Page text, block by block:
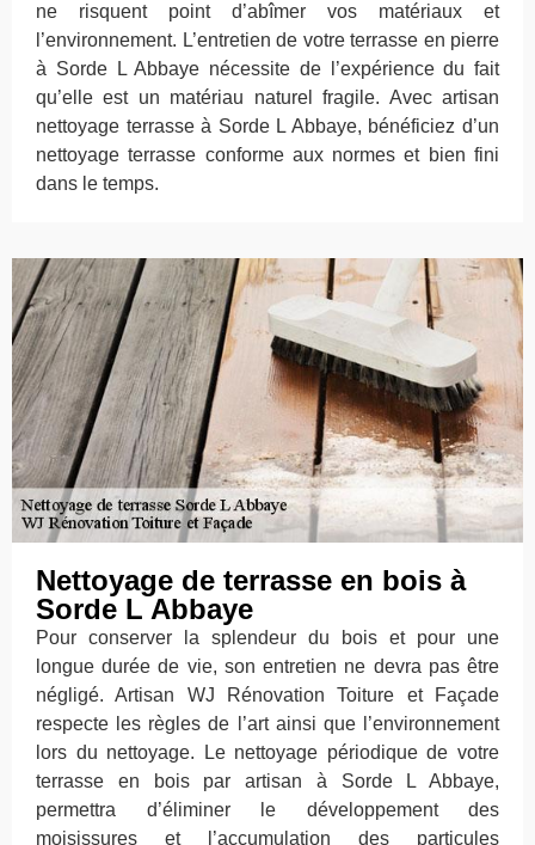
ne risquent point d’abîmer vos matériaux et
l’environnement. L’entretien de votre terrasse en pierre
à Sorde L Abbaye nécessite de l’expérience du fait
qu’elle est un matériau naturel fragile. Avec artisan
nettoyage terrasse à Sorde L Abbaye, bénéficiez d’un
nettoyage terrasse conforme aux normes et bien fini
dans le temps.
Nettoyage de terrasse en bois à
Sorde L Abbaye
Pour conserver la splendeur du bois et pour une
longue durée de vie, son entretien ne devra pas être
négligé. Artisan WJ Rénovation Toiture et Façade
respecte les règles de l’art ainsi que l’environnement
lors du nettoyage. Le nettoyage périodique de votre
terrasse en bois par artisan à Sorde L Abbaye,
permettra d’éliminer le développement des
moisissures et l’accumulation des particules